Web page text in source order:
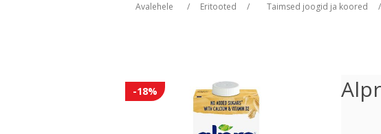
Avalehele / Eritooted / Taimsed joogid ja koored /
-18%